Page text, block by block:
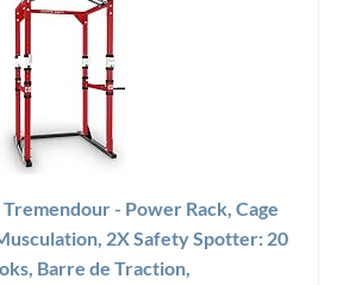
Tremendour - Power Rack, Cage
2X Safety Spotter: 20
Barre de Traction,